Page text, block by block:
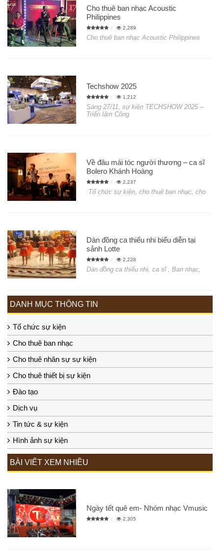
Cho thuê ban nhạc Acoustic
Philippines
2,289
Cho thuê ban nhạc Acoustic Philippines
Techshow 2025
1,212
Sáng 27/11, sự kiện TECHSHOW 2025 –
Triển lãm Công
Về đâu mái tóc người thương – ca sĩ
Bolero Khánh Hoàng
2,237
Tổ chức sự kiện, cho thuê ban nhạc, cho
Dàn đồng ca thiếu nhi biểu diễn tại
sảnh Lotte
2,228
Dàn đồng ca thiếu nhi, ca sĩ , Ban nhạc,
DANH MỤC THÔNG TIN
Tổ chức sự kiện
Cho thuê ban nhạc
Cho thuê nhân sự sự kiện
Cho thuê thiết bị sự kiện
Đào tạo
Dịch vụ
Tin tức & sự kiện
Hình ảnh sự kiện
BÀI VIẾT XEM NHIỀU
Ngày tết quê em- Nhóm nhạc Vmusic
2,305